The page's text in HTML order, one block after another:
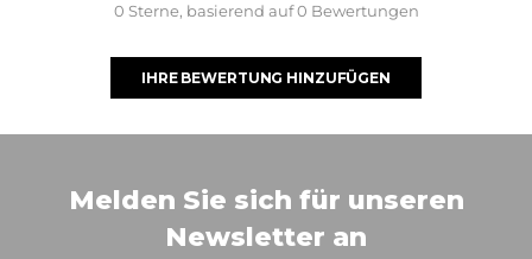
0 Sterne, basierend auf 0 Bewertungen
IHRE BEWERTUNG HINZUFÜGEN
Melden Sie sich für unseren
Newsletter an